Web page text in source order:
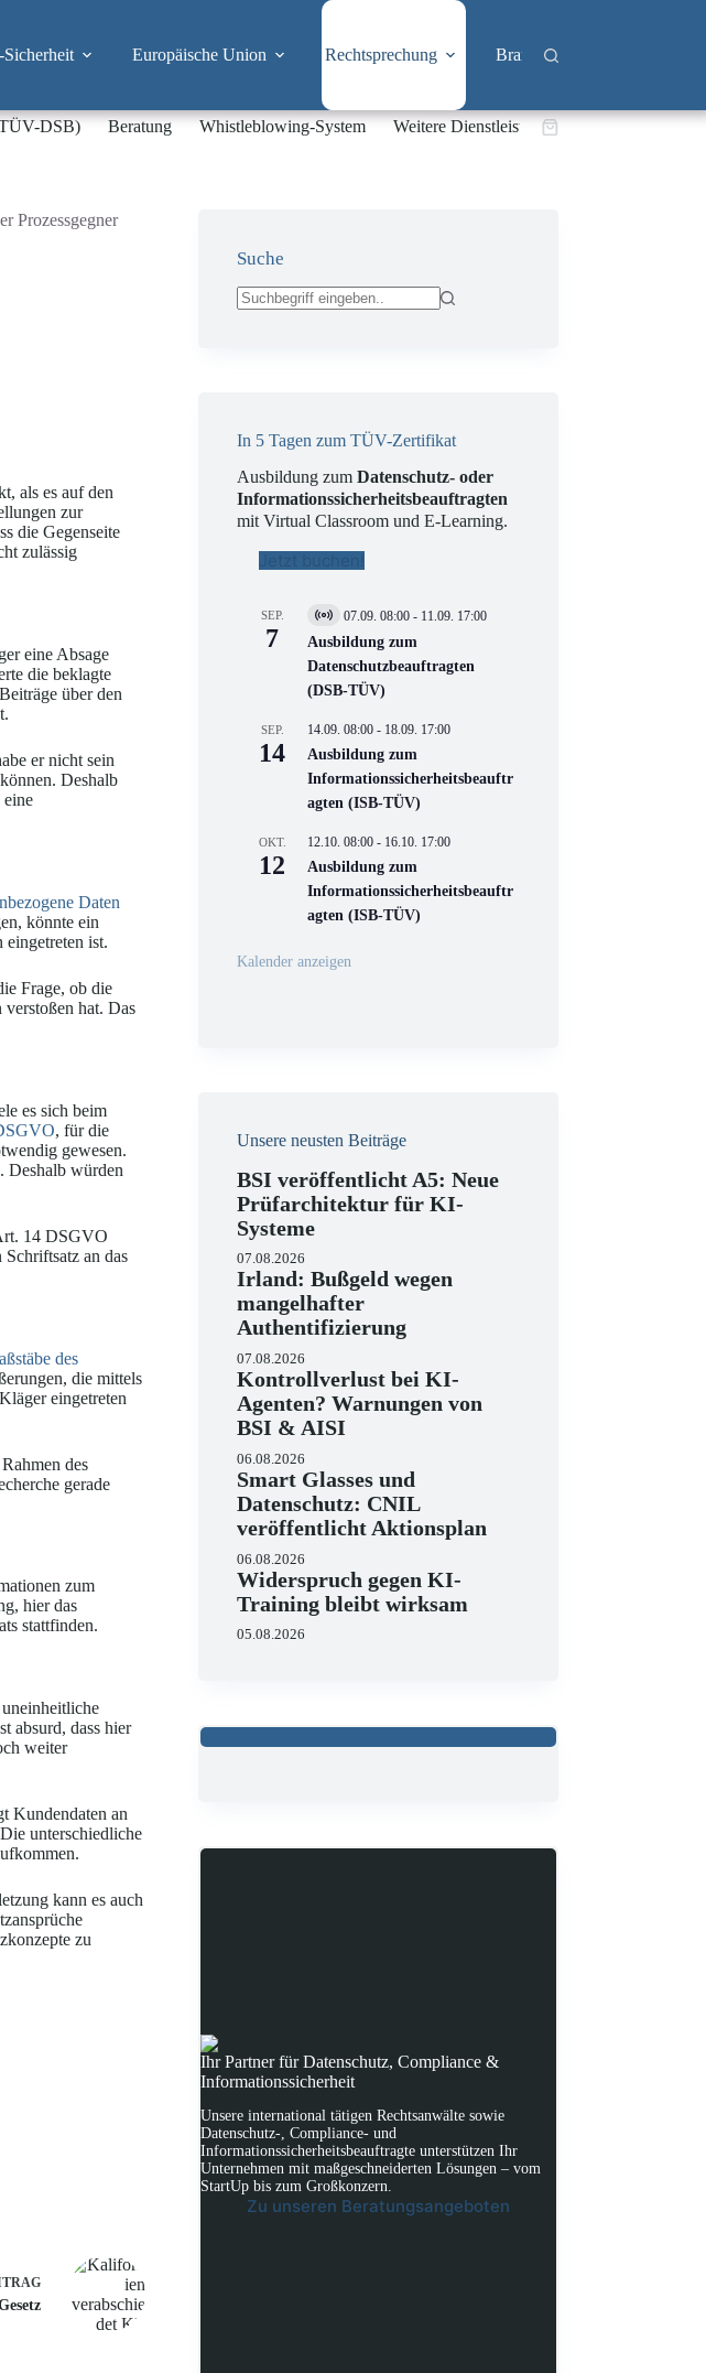
Europäische Union Rechtsprechung Branchen
DSB) Beratung Whistleblowing-System Weitere DienstleistungenWarenkorb
Prozessgegner
als es auf den
zur
die Gegenseite
zulässig
eine Absage
die beklagte
über den
er nicht sein
Deshalb
eine
Daten
könnte ein
eingetreten ist.
Frage, ob die
hat. Das
es sich beim
, für die
gewesen.
. Deshalb würden
14 DSGVO
an das
des
die mittels
eingetreten
des
gerade
zum
hier das
stattfinden.
absurd, dass hier
weiter
Kundendaten an
unterschiedliche
kann es auch
zu
Suche
In 5 Tagen zum TÜV-Zertifikat
Ausbildung zumDatenschutz- oder
Informationssicherheitsbeauftragten
mit Virtual Classroom und E-Learning.
Jetzt buchen!
SEP.
7
V
i
t
u
l
V
e
r
n
s
t
a
t
n
07.09. 08:00 - 11.09. 17:00
Ausbildung zum
Datenschutzbeauftragten
(DSB-TÜV)
SEP.
14
14.09. 08:00 - 18.09. 17:00
Ausbildung zum
Informationssicherheitsbeauftr
agten (ISB-TÜV)
OKT.
12
12.10. 08:00 - 16.10. 17:00
Ausbildung zum
Informationssicherheitsbeauftr
agten (ISB-TÜV)
Kalender anzeigen
Unsere neusten Beiträge
BSI veröffentlicht A5: Neue
Prüfarchitektur für KI-
Systeme
07.08.2026
Irland: Bußgeld wegen
mangelhafter
Authentifizierung
07.08.2026
Kontrollverlust bei KI-
Agenten? Warnungen von
BSI & AISI
06.08.2026
Smart Glasses und
Datenschutz: CNIL
veröffentlicht Aktionsplan
06.08.2026
Widerspruch gegen KI-
Training bleibt wirksam
05.08.2026
Ihr Partner für Datenschutz, Compliance &
Informationssicherheit
Unsere international tätigen Rechtsanwälte sowie
Datenschutz-, Compliance- und
Informationssicherheitsbeauftragte unterstützen Ihr
Unternehmen mit maßgeschneiderten Lösungen – vom
StartUp bis zum Großkonzern.
Zu unseren Beratungsangeboten